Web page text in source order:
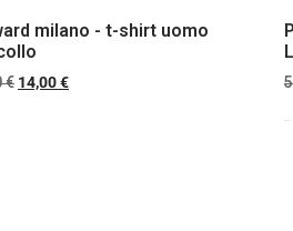
milano - t-shirt uomo
€ 14,00€